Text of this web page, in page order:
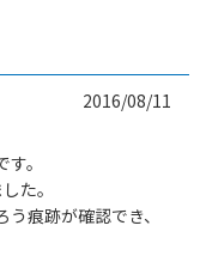
2016/08/11
。
た。
痕跡が確認でき、